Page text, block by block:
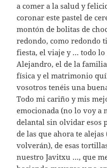
a comer a la salud y
coronar este pastel de
montón de bolitas de
redondo, como redondo
fiesta, el viaje y … todo lo
Alejandro, el de la
física y el matrimonio
vosotros tenéis una
Todo mi cariño y mis
emocionada (no lo voy a
delantal sin olvidar esos
de las que ahora te
volverán), de esas
nuestro Javitxu …, que